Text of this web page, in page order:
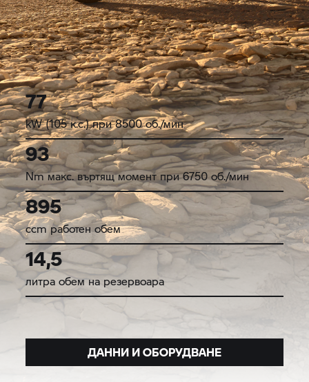
77
kW (105 к.с.) при 8500 об./мин
93
Nm макс. въртящ момент при 6750 об./мин
895
ccm работен обем
14,5
литра обем на резервоара
ДАННИ И ОБОРУДВАНЕ